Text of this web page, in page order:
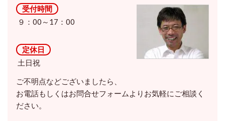
受付時間
９：00～17：00
定休日
土日祝
ご不明点などございましたら、
お電話もしくはお問合せフォームよりお気軽にご相談く
ださい。